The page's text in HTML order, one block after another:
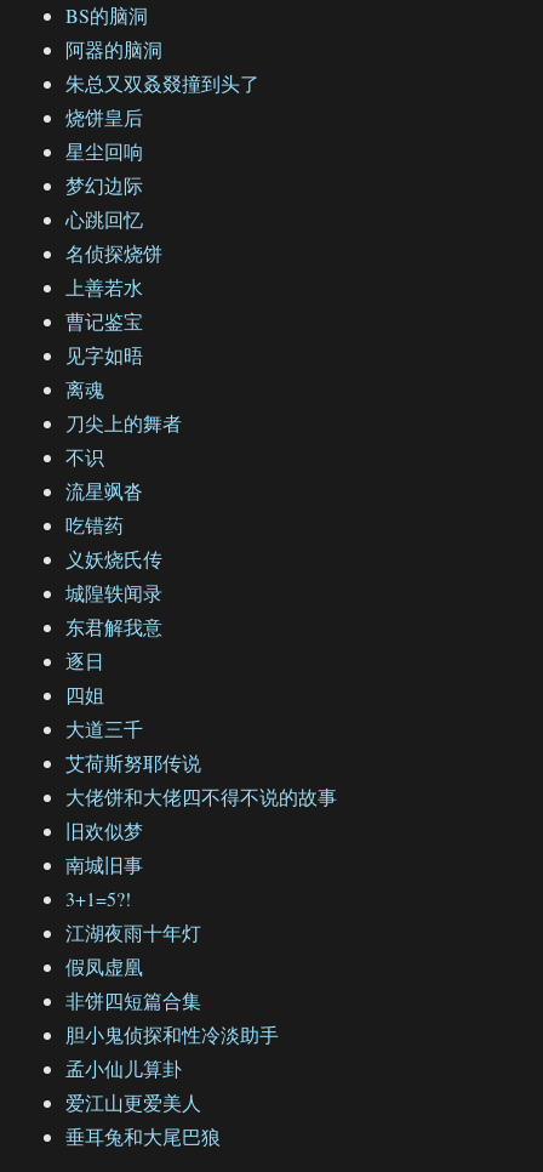
BS的脑洞
阿器的脑洞
朱总又双叒叕撞到头了
烧饼皇后
星尘回响
梦幻边际
心跳回忆
名侦探烧饼
上善若水
曹记鉴宝
见字如晤
离魂
刀尖上的舞者
不识
流星飒沓
吃错药
义妖烧氏传
城隍轶闻录
东君解我意
逐日
四姐
大道三千
艾荷斯努耶传说
大佬饼和大佬四不得不说的故事
旧欢似梦
南城旧事
3+1=5?!
江湖夜雨十年灯
假凤虚凰
非饼四短篇合集
胆小鬼侦探和性冷淡助手
孟小仙儿算卦
爱江山更爱美人
垂耳兔和大尾巴狼